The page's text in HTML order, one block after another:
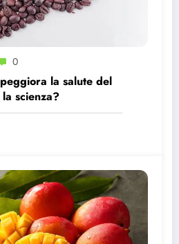
0
la salute del
scienza?